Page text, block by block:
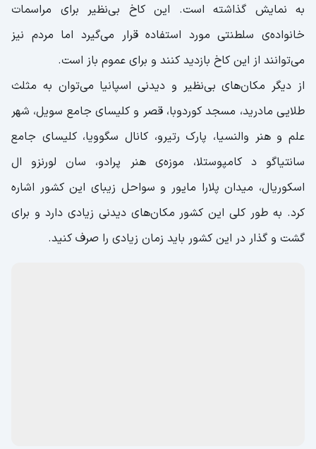
به نمایش گذاشته است. این کاخ بی‌نظیر برای مراسمات
خانواده‌ی سلطنتی مورد استفاده قرار می‌گیرد اما مردم نیز
می‌توانند از این کاخ بازدید کنند و برای عموم باز است.
از دیگر مکان‌های بی‌نظیر و دیدنی اسپانیا می‌توان به مثلث
طلایی مادرید، مسجد کوردوبا، قصر و کلیسای جامع سویل، شهر
علم و هنر والنسیا، پارک رتیرو، کانال سگوویا، کلیسای جامع
سانتیاگو د کامپوستلا، موزه‌ی هنر پرادو، سان لورنزو ال
اسکوریال، میدان پلارا مایور و سواحل زیبای این کشور اشاره
کرد. به طور کلی این کشور مکان‌های دیدنی زیادی دارد و برای
گشت و گذار در این کشور باید زمان زیادی را صرف کنید.